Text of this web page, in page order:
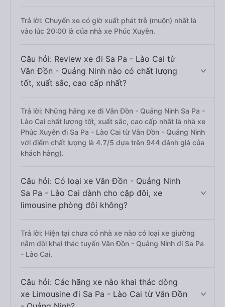
Trả lời: Chuyến xe có giờ xuất phát trễ (muộn) nhất là
vào lúc 20:00 là của nhà xe Phúc Xuyên.
Câu hỏi: Review xe đi Sa Pa - Lào Cai từ
Vân Đồn - Quảng Ninh nào có chất lượng
tốt, xuất sắc, cao cấp nhất?
Trả lời: Những hãng xe đi Vân Đồn - Quảng Ninh Sa Pa -
Lào Cai chất lượng tốt, xuất sắc, cao cấp nhất là nhà xe
Phúc Xuyên đi Sa Pa - Lào Cai từ Vân Đồn - Quảng Ninh
với điểm chất lượng là 4.7/5 dựa trên 944 đánh giá của
khách hàng).
Câu hỏi: Có loại xe Vân Đồn - Quảng Ninh
Sa Pa - Lào Cai dành cho cặp đôi, xe
limousine phòng đôi không?
Trả lời: Hiện tại chưa có nhà xe nào có loại xe giường
nằm đôi khai thác tuyến Vân Đồn - Quảng Ninh đi Sa Pa
- Lào Cai.
Câu hỏi: Các hãng xe nào khai thác dòng
xe Limousine đi Sa Pa - Lào Cai từ Vân Đồn